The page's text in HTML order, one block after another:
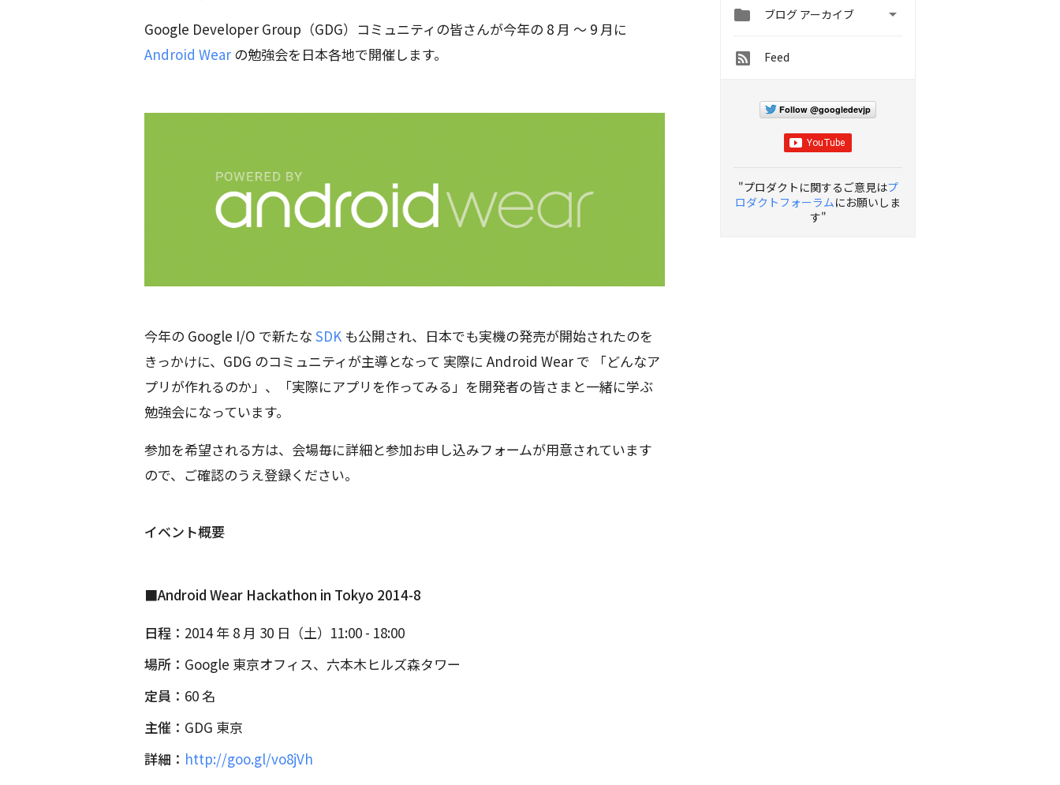
Google Developer Group（GDG）コミュニティの皆さんが今年の 8 月 〜 9 月に
Android Wear の勉強会を日本各地で開催します。
今年の Google I/O で新たな SDK も公開され、日本でも実機の発売が開始されたのを
きっかけに、GDG のコミュニティが主導となって 実際に Android Wear で 「どんなア
プリが作れるのか」、「実際にアプリを作ってみる」を開発者の皆さまと一緒に学ぶ
勉強会になっています。
参加を希望される方は、会場毎に詳細と参加お申し込みフォームが用意されています
ので、ご確認のうえ登録ください。
イベント概要
■Android Wear Hackathon in Tokyo 2014-8
日程： 2014 年 8 月 30 日（土）11:00 - 18:00
場所： Google 東京オフィス、六本木ヒルズ森タワー
定員： 60 名
主催： GDG 東京
詳細： http://goo.gl/vo8jVh
 ブログ アーカイブ 
Feed
Follow @googledevjp
"プロダクトに関するご意見はプ
ロダクトフォーラムにお願いしま
す"